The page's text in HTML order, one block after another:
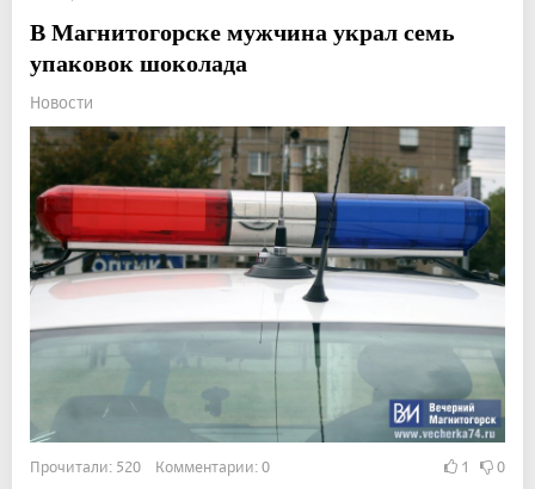
В Магнитогорске мужчина украл семь
упаковок шоколада
Новости
Прочитали: 520 Комментарии: 0 1 0